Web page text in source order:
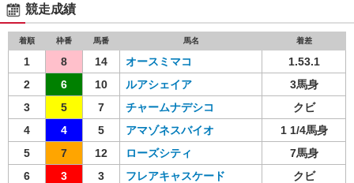
競走成績
着順 枠番 馬番 馬名 着差
1 8 14 オースミマコ
1.53.1
2
6 10 ルアシェイア
3馬身
3
5 7 チャームナデシコ
クビ
4
4 5 アマゾネスバイオ
1 1/4馬身
5
7 12 ローズシティ
7馬身
6
3 3 フレアキャスケード
クビ